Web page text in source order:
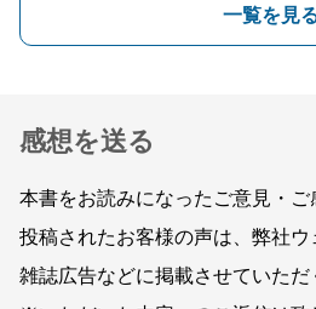
一覧を見
感想を送る
本書をお読みになったご意見・ご
投稿されたお客様の声は、弊社ウ
雑誌広告などに掲載させていただ